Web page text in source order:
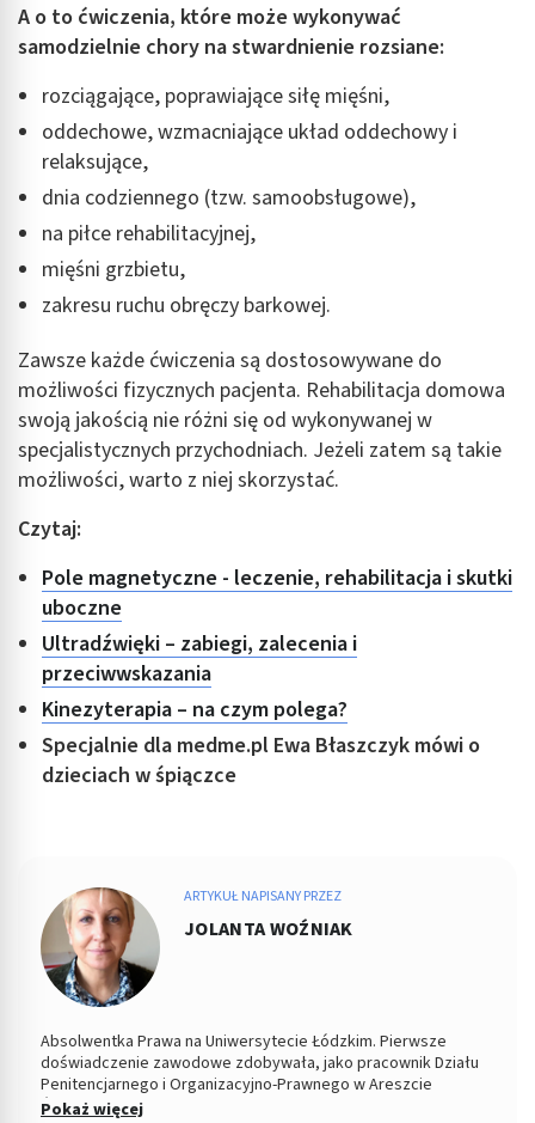
A o to ćwiczenia, które może wykonywać
samodzielnie chory na stwardnienie rozsiane:
rozciągające, poprawiające siłę mięśni,
oddechowe, wzmacniające układ oddechowy i
relaksujące,
dnia codziennego (tzw. samoobsługowe),
na piłce rehabilitacyjnej,
mięśni grzbietu,
zakresu ruchu obręczy barkowej.
Zawsze każde ćwiczenia są dostosowywane do
możliwości fizycznych pacjenta. Rehabilitacja domowa
swoją jakością nie różni się od wykonywanej w
specjalistycznych przychodniach. Jeżeli zatem są takie
możliwości, warto z niej skorzystać.
Czytaj:
Pole magnetyczne - leczenie, rehabilitacja i skutki
uboczne
Ultradźwięki – zabiegi, zalecenia i
przeciwwskazania
Kinezyterapia – na czym polega?
Specjalnie dla medme.pl Ewa Błaszczyk mówi o
dzieciach w śpiączce
ARTYKUŁ NAPISANY PRZEZ
JOLANTA WOŹNIAK
Absolwentka Prawa na Uniwersytecie Łódzkim. Pierwsze
doświadczenie zawodowe zdobywała, jako pracownik Działu
Penitencjarnego i Organizacyjno-Prawnego w Areszcie
Śledczym w Łodzi. Od 2004 roku Zastępca Prezesa i Członek
Pokaż więcej